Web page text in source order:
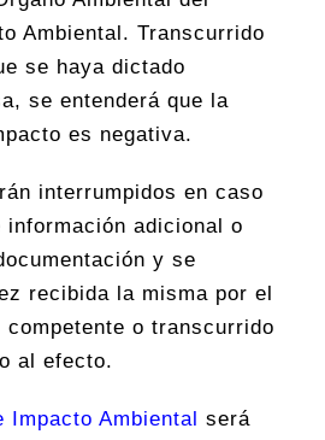
Ambiental. Transcurrido
se haya dictado
se entenderá que la
es negativa.
interrumpidos en caso
adicional o
y se
recibida la misma por el
competente o transcurrido
al efecto.
Impacto Ambiental será